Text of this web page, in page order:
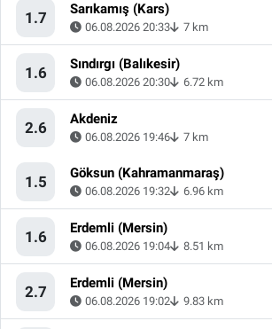
1.7 Sarıkamış (Kars)
06.08.2026 20:33 7 km
1.6 Sındırgı (Balıkesir)
06.08.2026 20:30 6.72 km
2.6 Akdeniz
06.08.2026 19:46 7 km
1.5 Göksun (Kahramanmaraş)
06.08.2026 19:32 6.96 km
1.6 Erdemli (Mersin)
06.08.2026 19:04 8.51 km
2.7 Erdemli (Mersin)
06.08.2026 19:02 9.83 km